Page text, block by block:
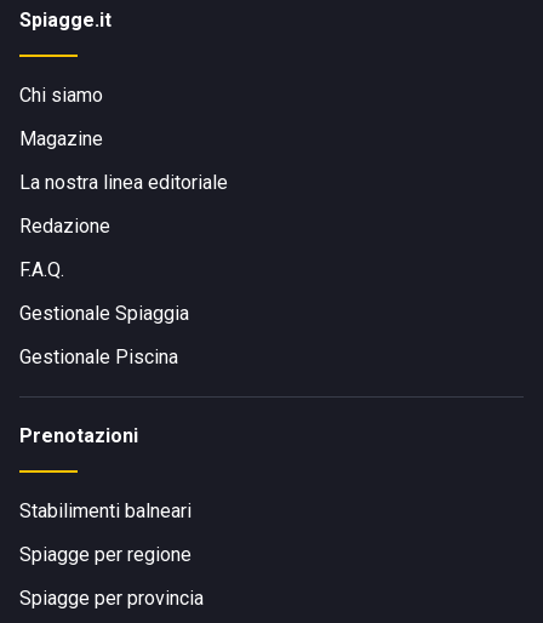
Spiagge.it
Chi siamo
Magazine
La nostra linea editoriale
Redazione
F.A.Q.
Gestionale Spiaggia
Gestionale Piscina
Prenotazioni
Stabilimenti balneari
Spiagge per regione
Spiagge per provincia